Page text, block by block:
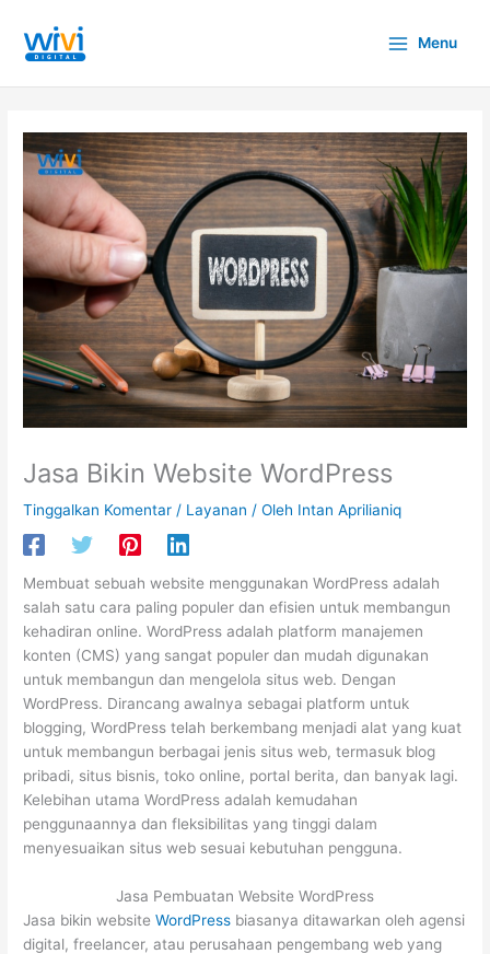
konten
Menu
Jasa Bikin Website WordPress
Tinggalkan Komentar / Layanan / Oleh Intan Aprilianiq
Membuat sebuah website menggunakan WordPress adalah
salah satu cara paling populer dan efisien untuk membangun
kehadiran online. WordPress adalah platform manajemen
konten (CMS) yang sangat populer dan mudah digunakan
untuk membangun dan mengelola situs web. Dengan
WordPress. Dirancang awalnya sebagai platform untuk
blogging, WordPress telah berkembang menjadi alat yang kuat
untuk membangun berbagai jenis situs web, termasuk blog
pribadi, situs bisnis, toko online, portal berita, dan banyak lagi.
Kelebihan utama WordPress adalah kemudahan
penggunaannya dan fleksibilitas yang tinggi dalam
menyesuaikan situs web sesuai kebutuhan pengguna.
Jasa Pembuatan Website WordPress
Jasa bikin websiteWordPress biasanya ditawarkan oleh agensi
digital, freelancer, atau perusahaan pengembang web yang